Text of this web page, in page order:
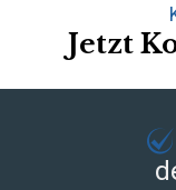
Jetzt